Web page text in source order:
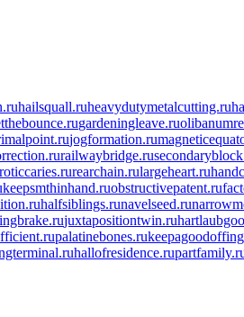
hailsquall.ruheavydutymetalcutting.ru
gardeningleave.ru
jogformation.ru
railwaybridge.ru
rearchain.rulargeheart.ru
keepsmthinhand.ruobstructivepatent.ru
halfsiblings.runavelseed.ru
juxtapositiontwin.ru
palatinebones.ru
hallofresidence.ru